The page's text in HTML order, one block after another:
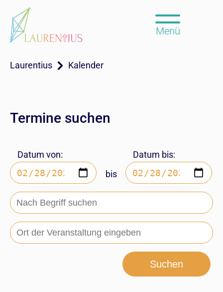
Menü
Laurentius Kalender
Termine suchen
Datum von:
bis
Datum bis:
Suchen